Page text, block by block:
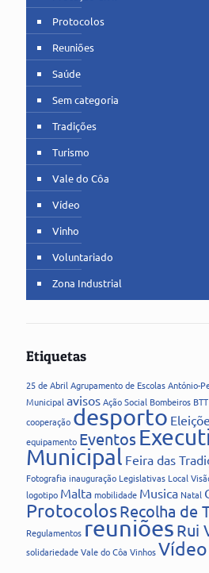
Protocolos
Reuniões
Saúde
Sem categoria
Tradições
Turismo
Vale do Côa
Vídeo
Vinho
Voluntariado
Zona Industrial
Etiquetas
25 de Abril Agrupamento de EscolasAntónio-
Municipal avisosAção Social Bombeiros BTT
cooperação desporto
equipamento Eventos
Municipal Feira das
Fotografia inauguração Legislativas Local
logotipo Maltamobilidade Musica Natal
ProtocolosRecolha de
Regulamentos reuniões Rui
solidariedadeVale do Côa VinhosVídeo